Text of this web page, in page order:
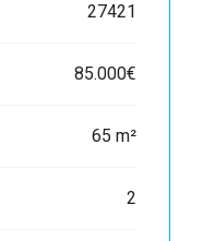
27421
85.000€
65 m²
2